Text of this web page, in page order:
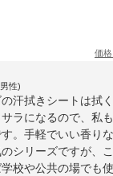
価
性)
汗拭きシートは拭
ラになるので、私
。手軽でいい香り
シリーズですが、
校や公共の場でも